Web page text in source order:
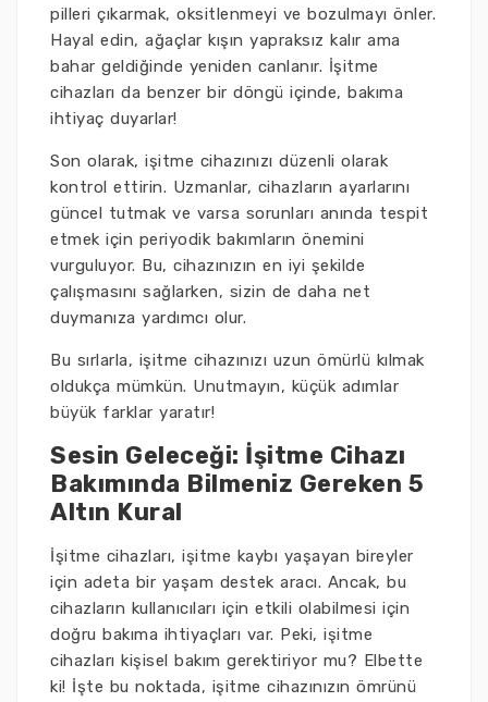
pilleri çıkarmak, oksitlenmeyi ve bozulmayı önler.
Hayal edin, ağaçlar kışın yapraksız kalır ama
bahar geldiğinde yeniden canlanır. İşitme
cihazları da benzer bir döngü içinde, bakıma
ihtiyaç duyarlar!
Son olarak, işitme cihazınızı düzenli olarak
kontrol ettirin. Uzmanlar, cihazların ayarlarını
güncel tutmak ve varsa sorunları anında tespit
etmek için periyodik bakımların önemini
vurguluyor. Bu, cihazınızın en iyi şekilde
çalışmasını sağlarken, sizin de daha net
duymanıza yardımcı olur.
Bu sırlarla, işitme cihazınızı uzun ömürlü kılmak
oldukça mümkün. Unutmayın, küçük adımlar
büyük farklar yaratır!
Sesin Geleceği: İşitme Cihazı
Bakımında Bilmeniz Gereken 5
Altın Kural
İşitme cihazları, işitme kaybı yaşayan bireyler
için adeta bir yaşam destek aracı. Ancak, bu
cihazların kullanıcıları için etkili olabilmesi için
doğru bakıma ihtiyaçları var. Peki, işitme
cihazları kişisel bakım gerektiriyor mu? Elbette
ki! İşte bu noktada, işitme cihazınızın ömrünü